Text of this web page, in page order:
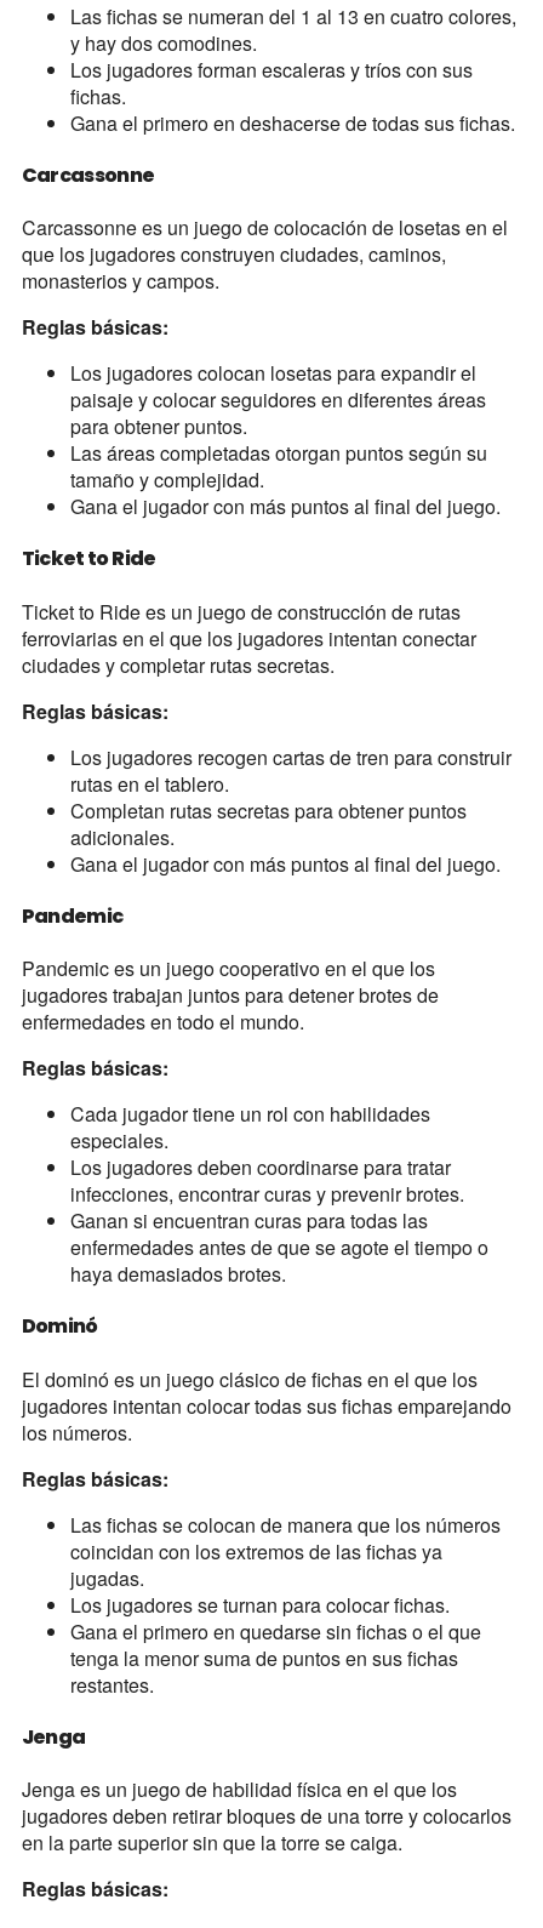
Las fichas se numeran del 1 al 13 en cuatro colores,
y hay dos comodines.
Los jugadores forman escaleras y tríos con sus
fichas.
Gana el primero en deshacerse de todas sus fichas.
Carcassonne
Carcassonne es un juego de colocación de losetas en el
que los jugadores construyen ciudades, caminos,
monasterios y campos.
Reglas básicas:
Los jugadores colocan losetas para expandir el
paisaje y colocar seguidores en diferentes áreas
para obtener puntos.
Las áreas completadas otorgan puntos según su
tamaño y complejidad.
Gana el jugador con más puntos al final del juego.
Ticket to Ride
Ticket to Ride es un juego de construcción de rutas
ferroviarias en el que los jugadores intentan conectar
ciudades y completar rutas secretas.
Reglas básicas:
Los jugadores recogen cartas de tren para construir
rutas en el tablero.
Completan rutas secretas para obtener puntos
adicionales.
Gana el jugador con más puntos al final del juego.
Pandemic
Pandemic es un juego cooperativo en el que los
jugadores trabajan juntos para detener brotes de
enfermedades en todo el mundo.
Reglas básicas:
Cada jugador tiene un rol con habilidades
especiales.
Los jugadores deben coordinarse para tratar
infecciones, encontrar curas y prevenir brotes.
Ganan si encuentran curas para todas las
enfermedades antes de que se agote el tiempo o
haya demasiados brotes.
Dominó
El dominó es un juego clásico de fichas en el que los
jugadores intentan colocar todas sus fichas emparejando
los números.
Reglas básicas:
Las fichas se colocan de manera que los números
coincidan con los extremos de las fichas ya
jugadas.
Los jugadores se turnan para colocar fichas.
Gana el primero en quedarse sin fichas o el que
tenga la menor suma de puntos en sus fichas
restantes.
Jenga
Jenga es un juego de habilidad física en el que los
jugadores deben retirar bloques de una torre y colocarlos
en la parte superior sin que la torre se caiga.
Reglas básicas: